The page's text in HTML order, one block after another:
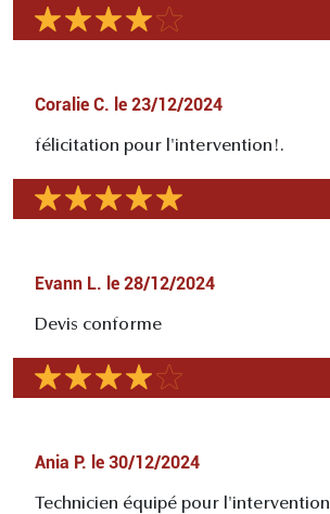
Coralie C. le 23/12/2024
félicitation pour l'intervention!.
Evann L. le 28/12/2024
Devis conforme
Ania P. le 30/12/2024
Technicien équipé pour l'intervention